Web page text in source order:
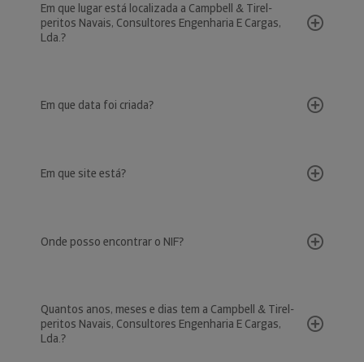
Em que lugar está localizada a Campbell & Tirel-
peritos Navais, Consultores Engenharia E Cargas,
Lda.?
Em que data foi criada?
Em que site está?
Onde posso encontrar o NIF?
Quantos anos, meses e dias tem a Campbell & Tirel-
peritos Navais, Consultores Engenharia E Cargas,
Lda.?